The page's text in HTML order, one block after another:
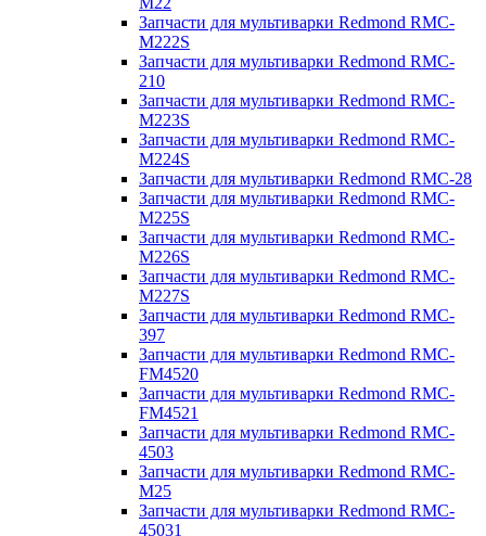
Запчасти для мультиварки Redmond RMC-
M222S
Запчасти для мультиварки Redmond RMC-
210
Запчасти для мультиварки Redmond RMC-
M223S
Запчасти для мультиварки Redmond RMC-
M224S
Запчасти для мультиварки Redmond RMC-28
Запчасти для мультиварки Redmond RMC-
M225S
Запчасти для мультиварки Redmond RMC-
M226S
Запчасти для мультиварки Redmond RMC-
M227S
Запчасти для мультиварки Redmond RMC-
397
Запчасти для мультиварки Redmond RMC-
FM4520
Запчасти для мультиварки Redmond RMC-
FM4521
Запчасти для мультиварки Redmond RMC-
4503
Запчасти для мультиварки Redmond RMC-
M25
Запчасти для мультиварки Redmond RMC-
45031